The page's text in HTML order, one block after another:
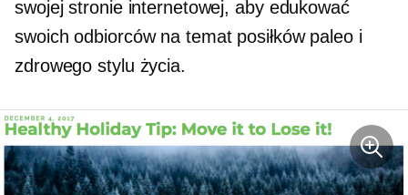
swojej stronie internetowej, aby edukować
swoich odbiorców na temat posiłków paleo i
zdrowego stylu życia.